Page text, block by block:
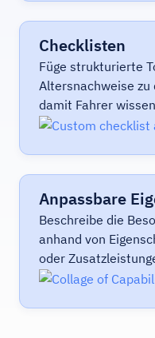
Checklisten
Füge strukturierte
Altersnachweise zu
damit Fahrer
Anpassbare
Beschreibe die
anhand von
oder